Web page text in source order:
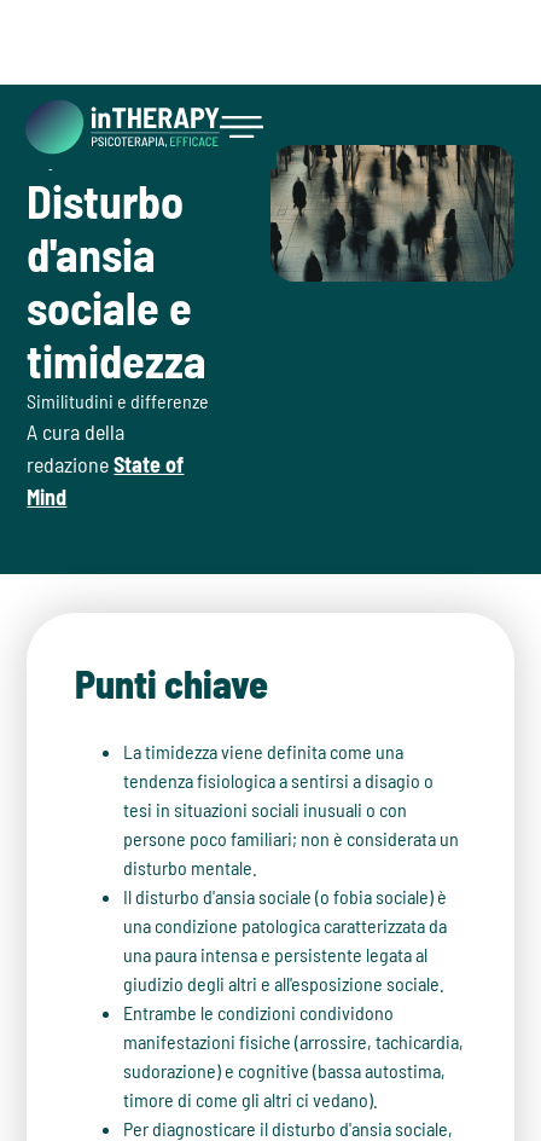
Inizia ora
August 13, 2026
Disturbo
d'ansia
sociale e
timidezza
Similitudini e differenze
A cura della
redazioneState of
Mind
Punti chiave
La timidezza viene definita come una
tendenza fisiologica a sentirsi a disagio o
tesi in situazioni sociali inusuali o con
persone poco familiari; non è considerata un
disturbo mentale.
Il disturbo d'ansia sociale (o fobia sociale) è
una condizione patologica caratterizzata da
una paura intensa e persistente legata al
giudizio degli altri e all'esposizione sociale.
Entrambe le condizioni condividono
manifestazioni fisiche (arrossire, tachicardia,
sudorazione) e cognitive (bassa autostima,
timore di come gli altri ci vedano).
Per diagnosticare il disturbo d'ansia sociale,